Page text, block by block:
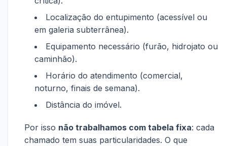
Localização do entupimento (acessível ou
em galeria subterrânea).
Equipamento necessário (furão, hidrojato ou
caminhão).
Horário do atendimento (comercial,
noturno, finais de semana).
Distância do imóvel.
Por isso não trabalhamos com tabela fixa: cada
chamado tem suas particularidades. O que